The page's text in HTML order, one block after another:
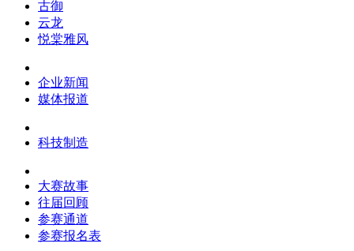
古御
云龙
悦棠雅风
企业新闻
媒体报道
科技制造
大赛故事
往届回顾
参赛通道
参赛报名表